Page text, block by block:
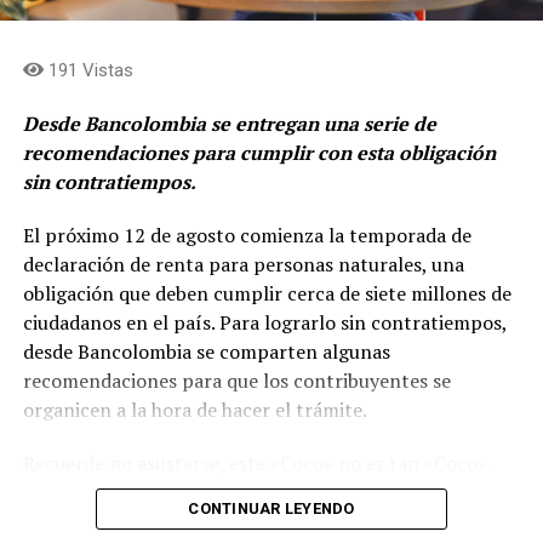
Asset Management (Odinsa)»afirma, Juan Esteban
La hoja de ruta de ACE se apalanca en tres pilares:
Grupo Argos busca fortalecer la rentabilidad de los
191 Vistas
Desde Bancolombia se entregan una serie de
recomendaciones para cumplir con esta obligación
sin contratiempos.
El próximo 12 de agosto comienza la temporada de
declaración de renta para personas naturales, una
obligación que deben cumplir cerca de siete millones de
ciudadanos en el país. Para lograrlo sin contratiempos,
desde Bancolombia se comparten algunas
recomendaciones para que los contribuyentes se
organicen a la hora de hacer el trámite.
Simplemente es tomarse unos minutos, por ejemplo,
para leer este texto donde de manera clara y sencilla se
CONTINUAR LEYENDO